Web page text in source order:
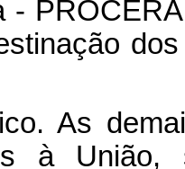
-
As
à